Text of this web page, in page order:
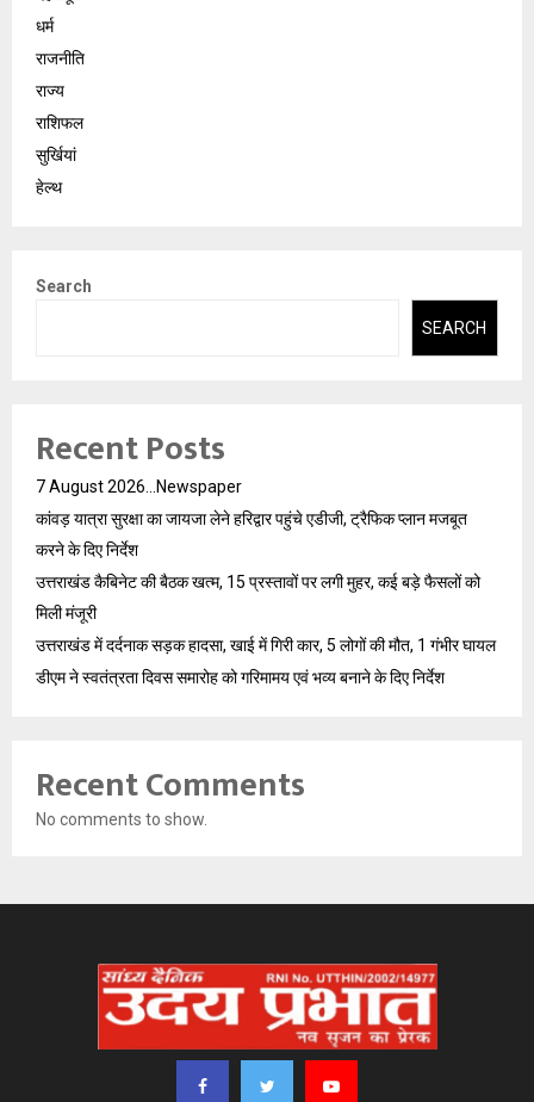
धर्म
राजनीति
राज्य
राशिफल
सुर्खियां
हेल्थ
Search
SEARCH
Recent Posts
7 August 2026…Newspaper
कांवड़ यात्रा सुरक्षा का जायजा लेने हरिद्वार पहुंचे एडीजी, ट्रैफिक प्लान मजबूत
करने के दिए निर्देश
उत्तराखंड कैबिनेट की बैठक खत्म, 15 प्रस्तावों पर लगी मुहर, कई बड़े फैसलों को
मिली मंजूरी
उत्तराखंड में दर्दनाक सड़क हादसा, खाई में गिरी कार, 5 लोगों की मौत, 1 गंभीर घायल
डीएम ने स्वतंत्रता दिवस समारोह को गरिमामय एवं भव्य बनाने के दिए निर्देश
Recent Comments
No comments to show.